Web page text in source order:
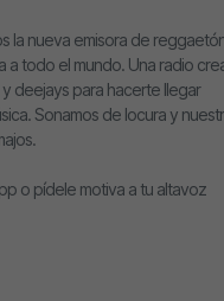
la nueva emisora de
a todo el mundo. Una radio
deejays para hacerte llegar
Sonamos de locura y
o pídele motiva a tu altavoz